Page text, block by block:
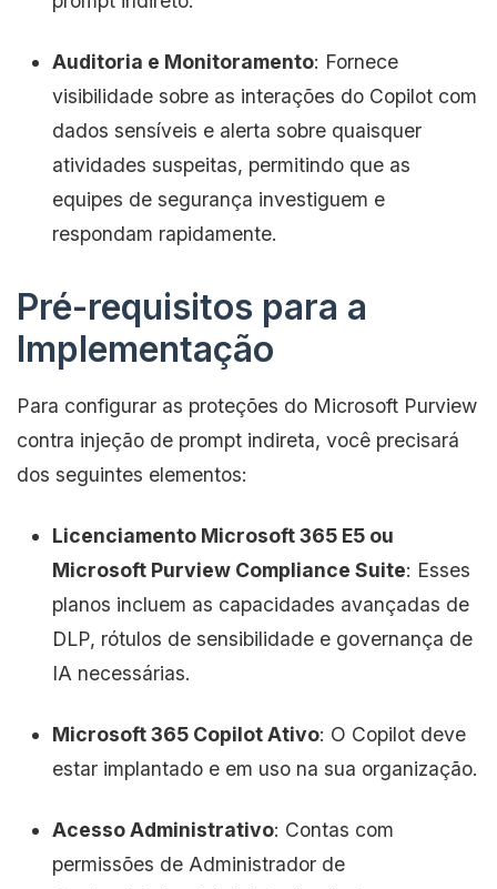
Auditoria e Monitoramento: Fornece
visibilidade sobre as interações do Copilot com
dados sensíveis e alerta sobre quaisquer
atividades suspeitas, permitindo que as
equipes de segurança investiguem e
respondam rapidamente.
Pré-requisitos para a
Implementação
Para configurar as proteções do Microsoft Purview
contra injeção de prompt indireta, você precisará
dos seguintes elementos:
Licenciamento Microsoft 365 E5 ou
Microsoft Purview Compliance Suite: Esses
planos incluem as capacidades avançadas de
DLP, rótulos de sensibilidade e governança de
IA necessárias.
Microsoft 365 Copilot Ativo: O Copilot deve
estar implantado e em uso na sua organização.
Acesso Administrativo: Contas com
permissões de Administrador de